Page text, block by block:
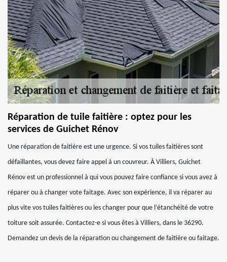
Réparation de tuile faitière : optez pour les
services de Guichet Rénov
Une réparation de faitière est une urgence. Si vos tuiles faitières sont
défaillantes, vous devez faire appel à un couvreur. À Villiers, Guichet
Rénov est un professionnel à qui vous pouvez faire confiance si vous avez à
réparer ou à changer vote faitage. Avec son expérience, il va réparer au
plus vite vos tuiles faitières ou les changer pour que l’étanchéité de votre
toiture soit assurée. Contactez-e si vous êtes à Villiers, dans le 36290.
Demandez un devis de la réparation ou changement de faitière ou faitage.